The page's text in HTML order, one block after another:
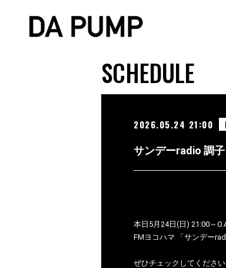
SCHEDULE
2026.05.24 21:00
サンデーradio 調
本日5月24日(日) 21:00～
FMヨコハマ 「サンデー
ぜひチェックしてください